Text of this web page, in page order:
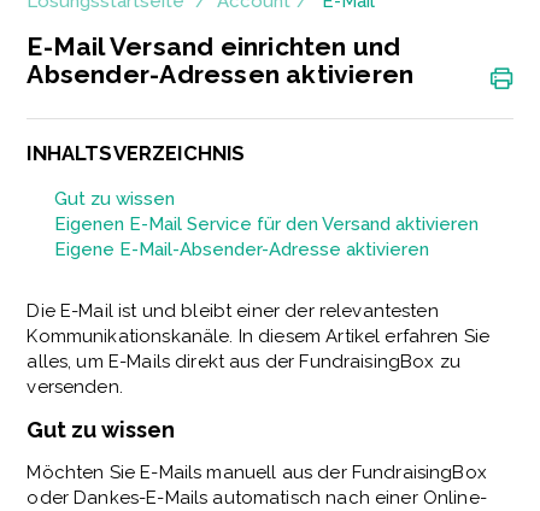
E-Mail Versand einrichten und
Absender-Adressen aktivieren
INHALTSVERZEICHNIS
Gut zu wissen
Eigenen E-Mail Service für den Versand aktivieren
Eigene E-Mail-Absender-Adresse aktivieren
Die E-Mail ist und bleibt einer der relevantesten
Kommunikationskanäle. In diesem Artikel erfahren Sie
alles, um E-Mails direkt aus der FundraisingBox zu
versenden.
Gut zu wissen
Möchten Sie E-Mails manuell aus der FundraisingBox
oder Dankes-E-Mails automatisch nach einer Online-